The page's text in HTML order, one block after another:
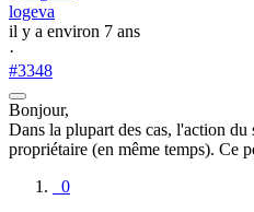
logeva
il y a environ 7 ans
·
#3348
Bonjour,
Dans la plupart des cas, l'action
propriétaire (en même temps). Ce
0